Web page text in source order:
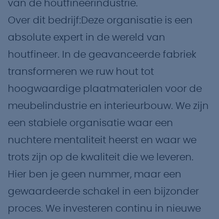
van de houtfineerindustrie.
Over dit bedrijf:Deze organisatie is een
absolute expert in de wereld van
houtfineer. In de geavanceerde fabriek
transformeren we ruw hout tot
hoogwaardige plaatmaterialen voor de
meubelindustrie en interieurbouw. We zijn
een stabiele organisatie waar een
nuchtere mentaliteit heerst en waar we
trots zijn op de kwaliteit die we leveren.
Hier ben je geen nummer, maar een
gewaardeerde schakel in een bijzonder
proces. We investeren continu in nieuwe